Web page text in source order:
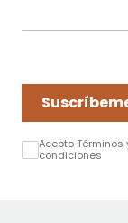
Acepto Términos
condiciones